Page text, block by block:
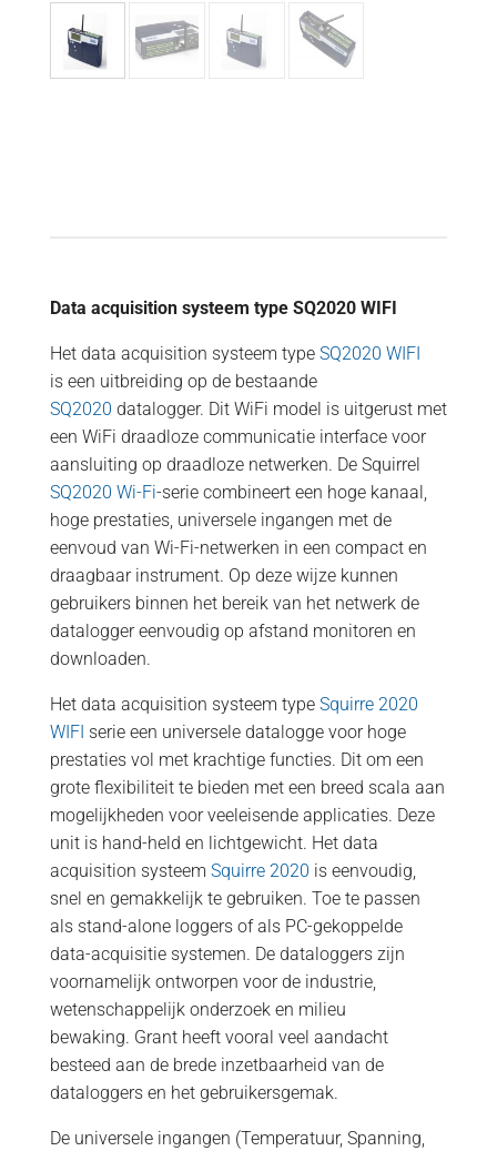
Data acquisition systeem type SQ2020 WIFI
Het data acquisition systeem type SQ2020 WIFI
is een uitbreiding op de bestaande
SQ2020 datalogger. Dit WiFi model is uitgerust met
een WiFi draadloze communicatie interface voor
aansluiting op draadloze netwerken. De Squirrel
SQ2020 Wi-Fi-serie combineert een hoge kanaal,
hoge prestaties, universele ingangen met de
eenvoud van Wi-Fi-netwerken in een compact en
draagbaar instrument. Op deze wijze kunnen
gebruikers binnen het bereik van het netwerk de
datalogger eenvoudig op afstand monitoren en
downloaden.
Het data acquisition systeem type Squirre 2020
WIFI serie een universele datalogge voor hoge
prestaties vol met krachtige functies. Dit om een ​​
grote flexibiliteit te bieden met een ​​breed scala aan
mogelijkheden voor veeleisende applicaties. Deze
unit is hand-held en lichtgewicht. Het data
acquisition systeem Squirre 2020 is eenvoudig,
snel en gemakkelijk te gebruiken. Toe te passen
als stand-alone loggers of als PC-gekoppelde
data-acquisitie systemen. De dataloggers zijn
voornamelijk ontworpen voor de industrie,
wetenschappelijk onderzoek en milieu
bewaking. Grant heeft vooral veel aandacht
besteed aan de brede inzetbaarheid van de
dataloggers en het gebruikersgemak.
De universele ingangen (Temperatuur, Spanning,